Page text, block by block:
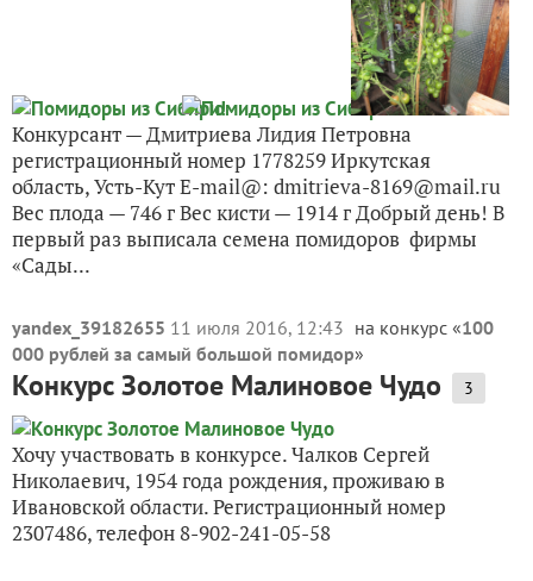
Конкурсант — Дмитриева Лидия Петровна
регистрационный номер 1778259 Иркутская
область, Усть-Кут E-mail@: dmitrieva-8169@mail.ru
Вес плода — 746 г Вес кисти — 1914 г Добрый день! В
первый раз выписала семена помидоров фирмы
«Сады...
yandex_39182655 11 июля 2016, 12:43 на конкурс «100
000 рублей за самый большой помидор»
Конкурс Золотое Малиновое Чудо 3
Хочу участвовать в конкурсе. Чалков Сергей
Николаевич, 1954 года рождения, проживаю в
Ивановской области. Регистрационный номер
2307486, телефон 8-902-241-05-58